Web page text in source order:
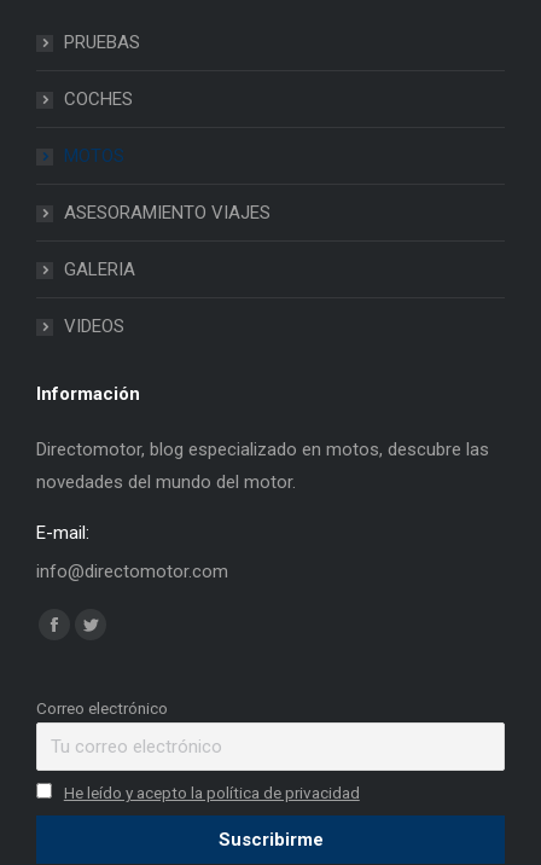
PRUEBAS
COCHES
MOTOS
ASESORAMIENTO VIAJES
GALERIA
VIDEOS
Información
Directomotor, blog especializado en motos, descubre las
novedades del mundo del motor.
E-mail:
info@directomotor.com
Find us on:
Facebook
opens
window
Twitter
opens
window
Correo electrónico
He leído y acepto la política de privacidad